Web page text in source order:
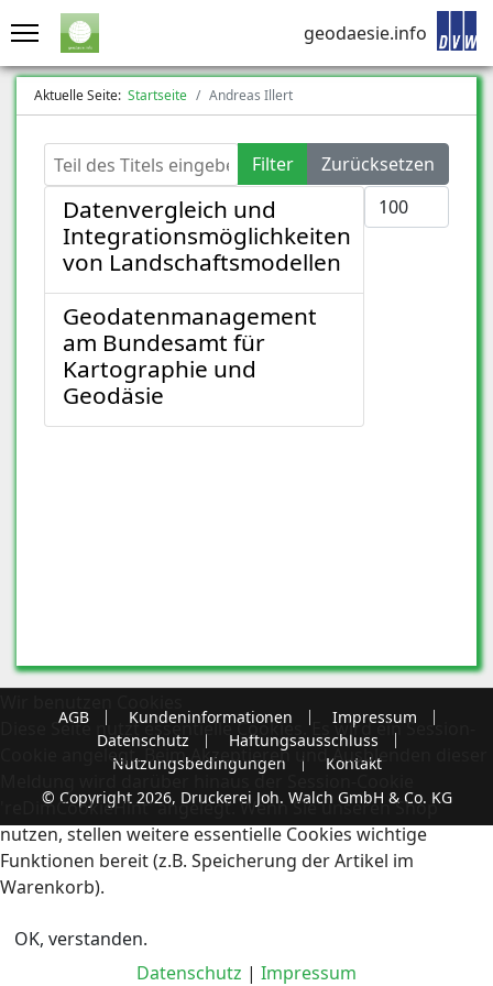
geodaesie.info
Aktuelle Seite: Startseite Andreas Illert
Teil des Titels eingeben Filter
Zurücksetzen
Anzeige #
Datenvergleich und
Integrationsmöglichkeiten
von Landschaftsmodellen
Geodatenmanagement
am Bundesamt für
Kartographie und
Geodäsie
AGB Kundeninformationen
Impressum
Datenschutz
Haftungsausschluss
Nutzungsbedingungen
Kontakt
© Copyright 2026, Druckerei Joh. Walch GmbH & Co. KG
Diese Seite nutzt essentielle Cookies. Es wird ein Session-
Cookie angelegt. Beim Akzeptieren und Ausblenden dieser
Meldung wird darüber hinaus der Session-Cookie
'reDimCookieHint' angelegt. Wenn Sie unseren Shop
nutzen, stellen weitere essentielle Cookies wichtige
Funktionen bereit (z.B. Speicherung der Artikel im
Warenkorb).
OK, verstanden.
Datenschutz | Impressum